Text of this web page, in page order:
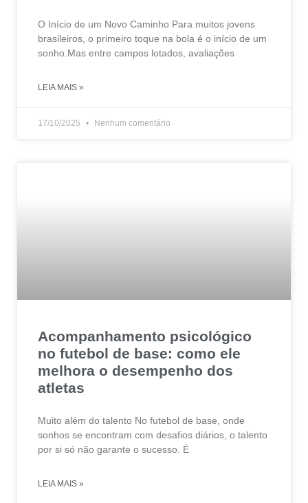
O Início de um Novo Caminho Para muitos jovens
brasileiros, o primeiro toque na bola é o início de um
sonho.Mas entre campos lotados, avaliações
LEIA MAIS »
17/10/2025 Nenhum comentário
Acompanhamento psicológico
no futebol de base: como ele
melhora o desempenho dos
atletas
Muito além do talento No futebol de base, onde
sonhos se encontram com desafios diários, o talento
por si só não garante o sucesso. É
LEIA MAIS »